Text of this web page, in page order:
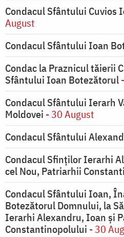
Condacul Sfântului Cuvios
August
Condacul Sfântului Ioan
Condac la Praznicul tăierii
Sfântului Ioan Botezătorul
Condacul Sfântului Ierarh
Moldovei - 30 August
Condacul Sfântului
Condacul Sfinţilor Ierarhi
cel Nou, Patriarhii
Condacul Sfântului Ioan,
Botezătorul Domnului, la
Ierarhi Alexandru, Ioan şi
Constantinopolului - 30